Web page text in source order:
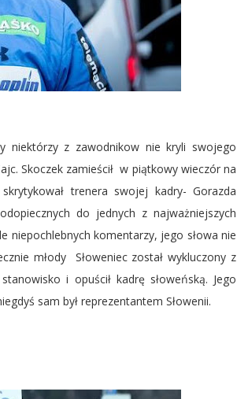
niektórzy z zawodnikow nie kryli swojego
Skoczek zamieścił w piątkowy wieczór na
trenera swojej kadry- Gorazda
do jednych z najważniejszych
niepochlebnych komentarzy, jego słowa nie
młody Słoweniec został wykluczony z
i opuścił kadrę słoweńską. Jego
sam był reprezentantem Słowenii.